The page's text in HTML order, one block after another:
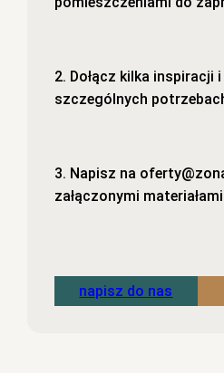
2. Dołącz kilka inspiracji
szczególnych
3. Napisz na
załączonymi
napisz do nas